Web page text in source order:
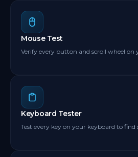
Mouse Test
Verify every button and scroll wheel on
Keyboard Tester
Test every key on your keyboard to find